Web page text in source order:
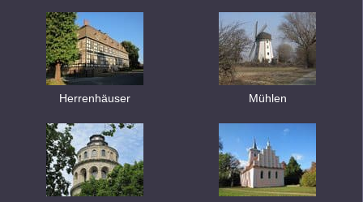
Herrenhäuser Mühlen